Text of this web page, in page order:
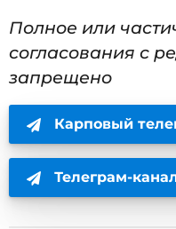
Полное или
согласования с
запрещено
Карповый
Телеграм-